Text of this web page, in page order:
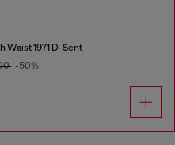
Waist 1971 D-Sent
-50%